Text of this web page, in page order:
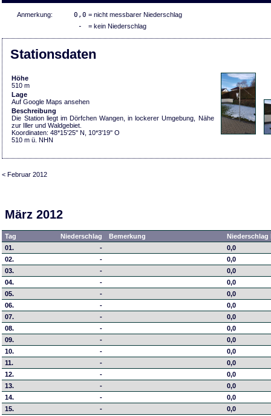
Anmerkung: 0,0 = nicht messbarer Niederschlag
- = kein Niederschlag
Stationsdaten
Höhe
510 m
Lage
Auf Google Maps ansehen
Beschreibung
Die Station liegt im Dörfchen Wangen, in lockerer Umgebung, Nähe
zur Iller und Waldgebiet.
Koordinaten: 48*15'25'' N, 10*3'19'' O
510 m ü. NHN
< Februar 2012
März 2012
Tag Niederschlag Bemerkung
01.
-
0,0
02.
-
0,0
03.
-
0,0
04.
-
0,0
05.
-
0,0
06.
-
0,0
07.
-
0,0
08.
-
0,0
09.
-
0,0
10.
-
0,0
11.
-
0,0
12.
-
0,0
13.
-
0,0
14.
-
0,0
15.
-
0,0